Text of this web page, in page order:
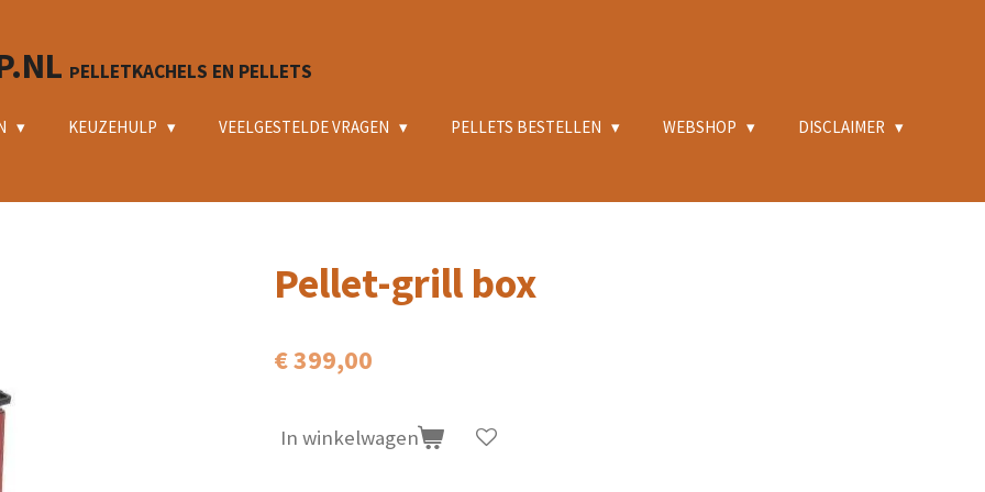
PELLETKACHELS EN PELLETS
KEUZEHULP VEELGESTELDE VRAGEN PELLETS BESTELLEN WEBSHOP
DISCLAIMER
Pellet-grill box
€ 399,00
In winkelwagen